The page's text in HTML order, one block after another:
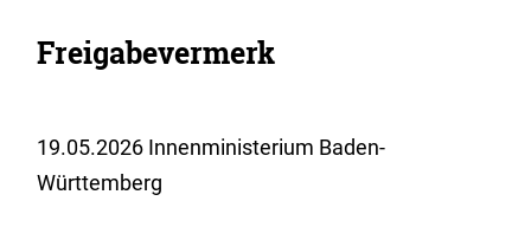
Freigabevermerk
19.05.2026 Innenministerium Baden-
Württemberg